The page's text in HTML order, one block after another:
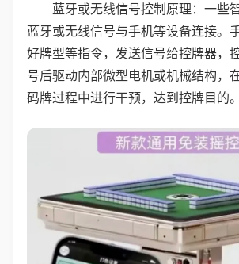
蓝牙或无线信号控制原理：一些
蓝牙或无线信号与手机等设备连接。
好牌型等指令，发送信号给控牌器，
号后驱动内部微型电机或机械结构，
码牌过程中进行干预，达到控牌目的。